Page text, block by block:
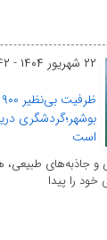
۲۲ شهریور ۱۴۰۴ - ۱۵:۴۲
بوشهر؛گردشگری
است
جاذبه‌های طبیعی،
را پیدا